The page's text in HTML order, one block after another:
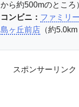
から約500mのところ
コンビニ： ファミリ
島ヶ丘前店 （約
スポンサーリンク